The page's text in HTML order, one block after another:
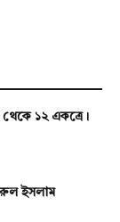
১২ একত্রে।
ইসলাম